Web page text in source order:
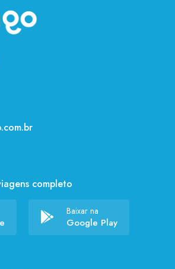
completo
Baixar na
Google Play